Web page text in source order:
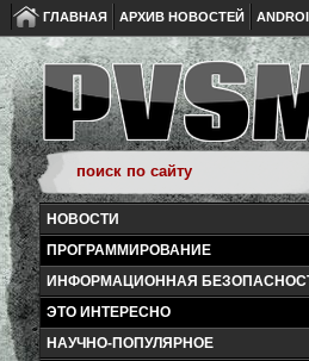
ГЛАВНАЯ АРХИВ НОВОСТЕЙ
НОВОСТИ
ПРОГРАММИРОВАНИЕ
ИНФОРМАЦИОННАЯ
ЭТО ИНТЕРЕСНО
НАУЧНО-ПОПУЛЯРНОЕ